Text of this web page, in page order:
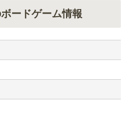
ードゲーム情報